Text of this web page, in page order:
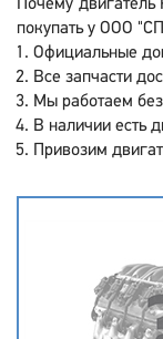
Почему
покупать у ООО
Официальные
Все запчасти
Мы работаем
В наличии есть
Привозим